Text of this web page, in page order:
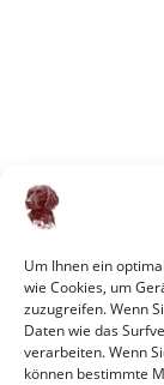
Um Ihnen ein
wie Cookies, um
zuzugreifen. Wenn
Daten wie das
verarbeiten. Wenn
können bestimmte